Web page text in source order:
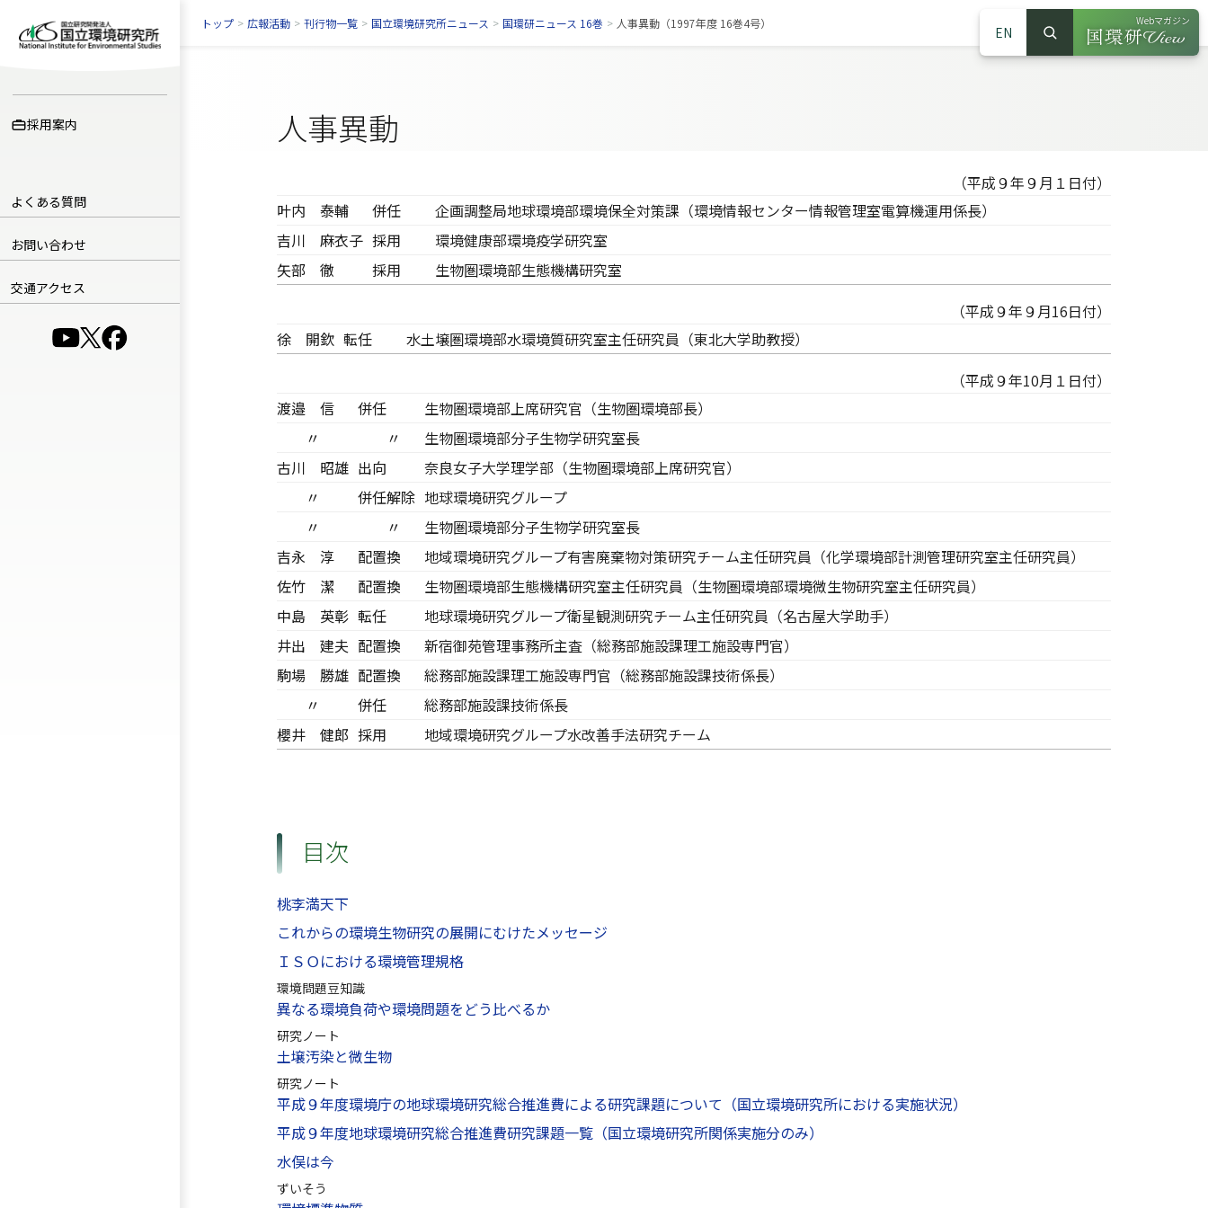
採用案内
よくある質問
お問い合わせ
交通アクセス
（別ウインドウで開きます）
（別ウインドウで開きます）
（別ウインドウで開きます）
EN
サイト内検索
検索
Webマガジン
（別ウインドウ
トップ > 広報活動 > 刊行物一覧 > 国立環境研究所ニュース > 国環研ニュース 16巻 > 人事異動（1997年度 16巻4号）
人事異動
（平成９年９月１日付）
叶内 泰輔
併任
企画調整局地球環境部環境保全対策課（環境情報センター情報管理室電算機運用係長）
吉川 麻衣子 採用
環境健康部環境疫学研究室
矢部 徹
採用
生物圏環境部生態機構研究室
（平成９年９月16日付）
徐 開欽 転任
水土壌圏環境部水環境質研究室主任研究員（東北大学助教授）
（平成９年10月１日付）
渡邉 信
併任
生物圏環境部上席研究官（生物圏環境部長）
〃
〃
生物圏環境部分子生物学研究室長
古川 昭雄 出向
奈良女子大学理学部（生物圏環境部上席研究官）
〃
併任解除 地球環境研究グループ
〃
〃
生物圏環境部分子生物学研究室長
吉永 淳
配置換
地域環境研究グループ有害廃棄物対策研究チーム主任研究員（化学環境部計測管理研究室主任研究員）
佐竹 潔
配置換
生物圏環境部生態機構研究室主任研究員（生物圏環境部環境微生物研究室主任研究員）
中島 英彰 転任
地球環境研究グループ衛星観測研究チーム主任研究員（名古屋大学助手）
井出 建夫 配置換
新宿御苑管理事務所主査（総務部施設課理工施設専門官）
駒場 勝雄 配置換
総務部施設課理工施設専門官（総務部施設課技術係長）
〃
併任
総務部施設課技術係長
櫻井 健郎 採用 地域環境研究グループ水改善手法研究チーム
目次
桃李満天下
これからの環境生物研究の展開にむけたメッセージ
ＩＳＯにおける環境管理規格
環境問題豆知識
異なる環境負荷や環境問題をどう比べるか
研究ノート
土壌汚染と微生物
研究ノート
平成９年度環境庁の地球環境研究総合推進費による研究課題について（国立環境研究所における実施状況）
平成９年度地球環境研究総合推進費研究課題一覧（国立環境研究所関係実施分のみ）
水俣は今
ずいそう